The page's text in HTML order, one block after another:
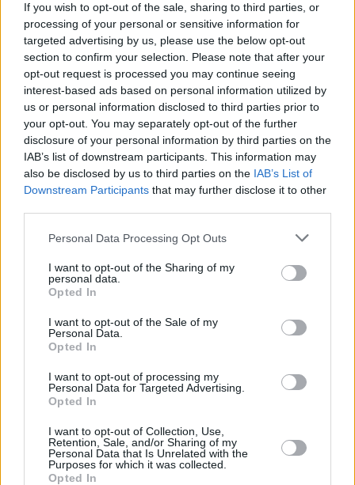
If you wish to opt-out of the sale, sharing to third parties, or
processing of your personal or sensitive information for
targeted advertising by us, please use the below opt-out
section to confirm your selection. Please note that after your
opt-out request is processed you may continue seeing
interest-based ads based on personal information utilized by
us or personal information disclosed to third parties prior to
your opt-out. You may separately opt-out of the further
disclosure of your personal information by third parties on the
IAB’s list of downstream participants. This information may
also be disclosed by us to third parties on the IAB’s List of
Downstream Participants that may further disclose it to other
Please note that this website/app uses one or more Google
not limited to your visit or usage behaviour. You may click to
grant or deny consent to Google and its third-party tags to
use your data for below specified purposes in below Google
consent section.
Personal Data Processing Opt Outs
I want to opt-out of the Sharing of my
personal data.
Opted In
I want to opt-out of the Sale of my
Personal Data.
Opted In
I want to opt-out of processing my
Personal Data for Targeted Advertising.
Opted In
I want to opt-out of Collection, Use,
Retention, Sale, and/or Sharing of my
Personal Data that Is Unrelated with the
Purposes for which it was collected.
Opted In
ΕΟΔΥ: 9 κρούσματα λοίμωξης από ιό του Δυτικού
Νείλου – Σε ποιες περιοχές εντοπίστηκαν
Συνολικά έχουν καταγραφεί 26 εγχώρια
εργαστηριακά επιβεβαιωμένα κρούσματα της
λοίμωξης στην Ελλάδα έως τις 06 Αυγούστου 2025,
σύμφωνα με τον Εθνικό Οργανισμό Δημόσιας Υγείας